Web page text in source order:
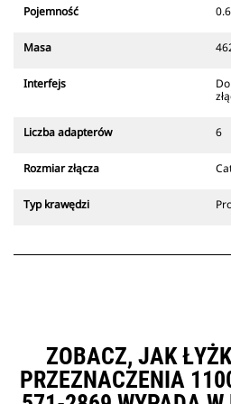
zasięgu
Cat są
koparkami
kopania
Pojemność
Masa
Interfejs
Liczba adapterów 6
Rozmiar złącza
Typ krawędzi
ZOBACZ, JAK
PRZEZNACZENIA